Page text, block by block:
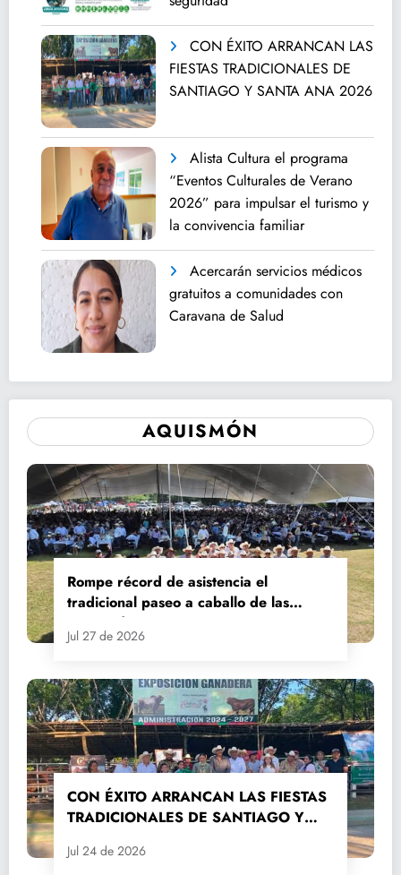
CON ÉXITO ARRANCAN LAS
FIESTAS TRADICIONALES DE
SANTIAGO Y SANTA ANA 2026
Alista Cultura el programa
“Eventos Culturales de Verano
2026” para impulsar el turismo y
la convivencia familiar
Acercarán servicios médicos
gratuitos a comunidades con
Caravana de Salud
AQUISMÓN
Rompe récord de asistencia el
tradicional paseo a caballo de las
Fiestas de Santiago y Santa Ana
Jul 27 de 2026
CON ÉXITO ARRANCAN LAS FIESTAS
TRADICIONALES DE SANTIAGO Y
Jul 24 de 2026